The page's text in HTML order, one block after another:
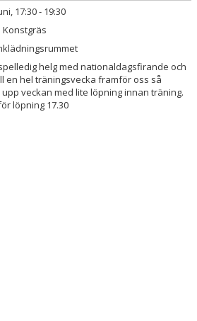
17:30 - 19:30
Konstgräs
helg med nationaldagsfirande och
en hel träningsvecka framför oss så
veckan med lite löpning innan träning.
löpning 17.30